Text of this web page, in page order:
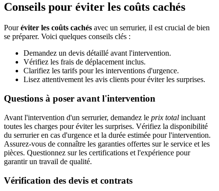
Conseils pour éviter les coûts cachés
Pouréviter les coûts cachés avec un serrurier, il est crucial de bien
se préparer. Voici quelques conseils clés :
Demandez un devis détaillé avant l'intervention.
Vérifiez les frais de déplacement inclus.
Clarifiez les tarifs pour les interventions d'urgence.
Lisez attentivement les avis clients pour éviter les surprises.
Questions à poser avant l'intervention
Avant l'intervention d'un serrurier, demandez le prix total incluant
toutes les charges pour éviter les surprises. Vérifiez la disponibilité
du serrurier en cas d'urgence et la durée estimée pour l'intervention.
Assurez-vous de connaître les garanties offertes sur le service et les
pièces. Questionnez sur les certifications et l'expérience pour
garantir un travail de qualité.
Vérification des devis et contrats